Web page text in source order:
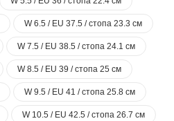
W 6.5 / EU 37.5 / стопа 23.3 см
W 7.5 / EU 38.5 / стопа 24.1 см
W 8.5 / EU 39 / стопа 25 см
W 9.5 / EU 41 / стопа 25.8 см
W 10.5 / EU 42.5 / стопа 26.7 см